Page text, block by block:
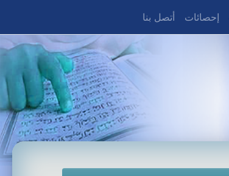
إحصائات أتصل بنا